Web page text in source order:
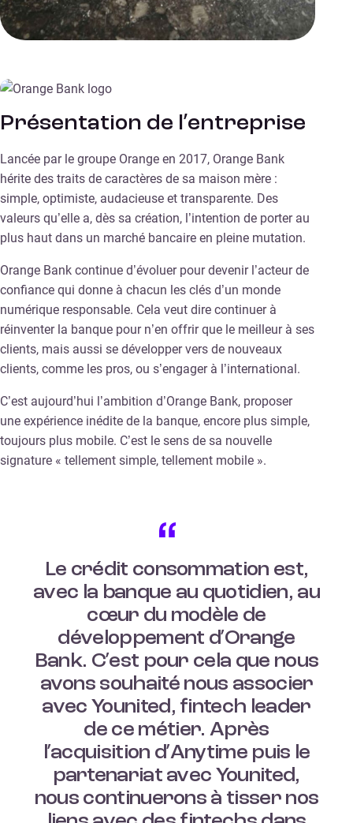
Présentation de l’entreprise
Lancée par le groupe Orange en 2017, Orange Bank
hérite des traits de caractères de sa maison mère :
simple, optimiste, audacieuse et transparente. Des
valeurs qu’elle a, dès sa création, l’intention de porter au
plus haut dans un marché bancaire en pleine mutation.
Orange Bank continue d’évoluer pour devenir l’acteur de
confiance qui donne à chacun les clés d’un monde
numérique responsable. Cela veut dire continuer à
réinventer la banque pour n’en offrir que le meilleur à ses
clients, mais aussi se développer vers de nouveaux
clients, comme les pros, ou s’engager à l’international.
C’est aujourd’hui l’ambition d’Orange Bank, proposer
une expérience inédite de la banque, encore plus simple,
toujours plus mobile. C’est le sens de sa nouvelle
signature « tellement simple, tellement mobile ».
Le crédit consommation est,
avec la banque au quotidien, au
cœur du modèle de
développement d’Orange
Bank. C’est pour cela que nous
avons souhaité nous associer
avec Younited, fintech leader
de ce métier. Après
l’acquisition d’Anytime puis le
partenariat avec Younited,
nous continuerons à tisser nos